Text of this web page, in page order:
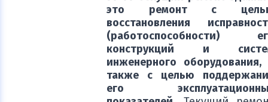
это ремонт с
восстановления
(работоспособности)
конструкций и
инженерного оборудования,
также с целью
его